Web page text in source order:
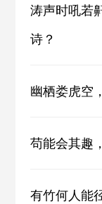
涛声时吼若
诗？
幽栖娄虎空
苟能会其趣
有竹何人能